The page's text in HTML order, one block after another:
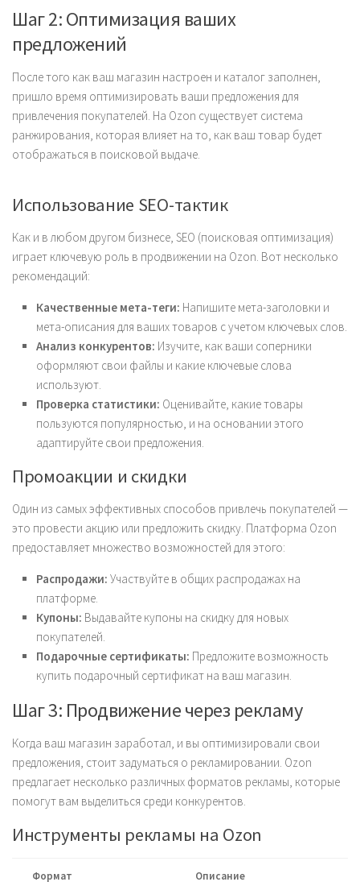
Шаг 2: Оптимизация ваших
предложений
После того как ваш магазин настроен и каталог заполнен,
пришло время оптимизировать ваши предложения для
привлечения покупателей. На Ozon существует система
ранжирования, которая влияет на то, как ваш товар будет
отображаться в поисковой выдаче.
Использование SEO-тактик
Как и в любом другом бизнесе, SEO (поисковая оптимизация)
играет ключевую роль в продвижении на Ozon. Вот несколько
рекомендаций:
Качественные мета-теги: Напишите мета-заголовки и
мета-описания для ваших товаров с учетом ключевых слов.
Анализ конкурентов: Изучите, как ваши соперники
оформляют свои файлы и какие ключевые слова
используют.
Проверка статистики: Оценивайте, какие товары
пользуются популярностью, и на основании этого
адаптируйте свои предложения.
Промоакции и скидки
Один из самых эффективных способов привлечь покупателей —
это провести акцию или предложить скидку. Платформа Ozon
предоставляет множество возможностей для этого:
Распродажи: Участвуйте в общих распродажах на
платформе.
Купоны: Выдавайте купоны на скидку для новых
покупателей.
Подарочные сертификаты: Предложите возможность
купить подарочный сертификат на ваш магазин.
Шаг 3: Продвижение через рекламу
Когда ваш магазин заработал, и вы оптимизировали свои
предложения, стоит задуматься о рекламировании. Ozon
предлагает несколько различных форматов рекламы, которые
помогут вам выделиться среди конкурентов.
Инструменты рекламы на Ozon
Формат Описание